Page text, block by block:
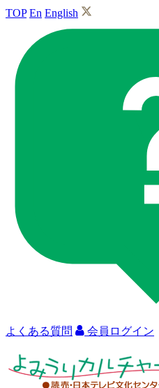
TOP En English
よくある質問 会員ログイン